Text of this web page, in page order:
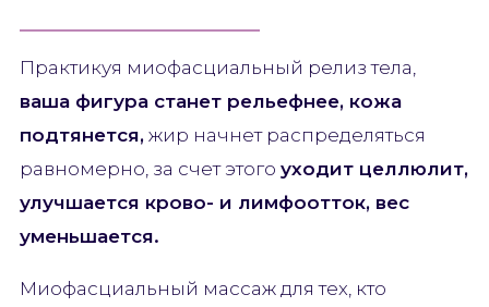
Практикуя миофасциальный релиз тела,
ваша фигура станет рельефнее, кожа
подтянется, жир начнет распределяться
равномерно, за счет этого уходит целлюлит,
улучшается крово- и лимфоотток, вес
уменьшается.
Миофасциальный массаж для тех, кто